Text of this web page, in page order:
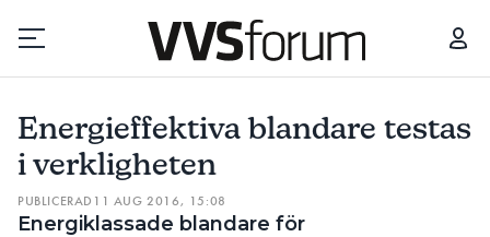
Prenumerera
Hantera prenumeration
Energieffektiva blandare testas
i verkligheten
PUBLICERAD 11 AUG 2016, 15:08
Energiklassade blandare för
ENERGIEFFEKTIVA BLANDARE TESTAS I VERKLIGHETEN